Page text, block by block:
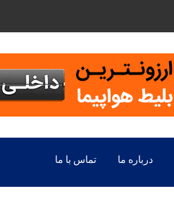
درباره ما تماس با ما